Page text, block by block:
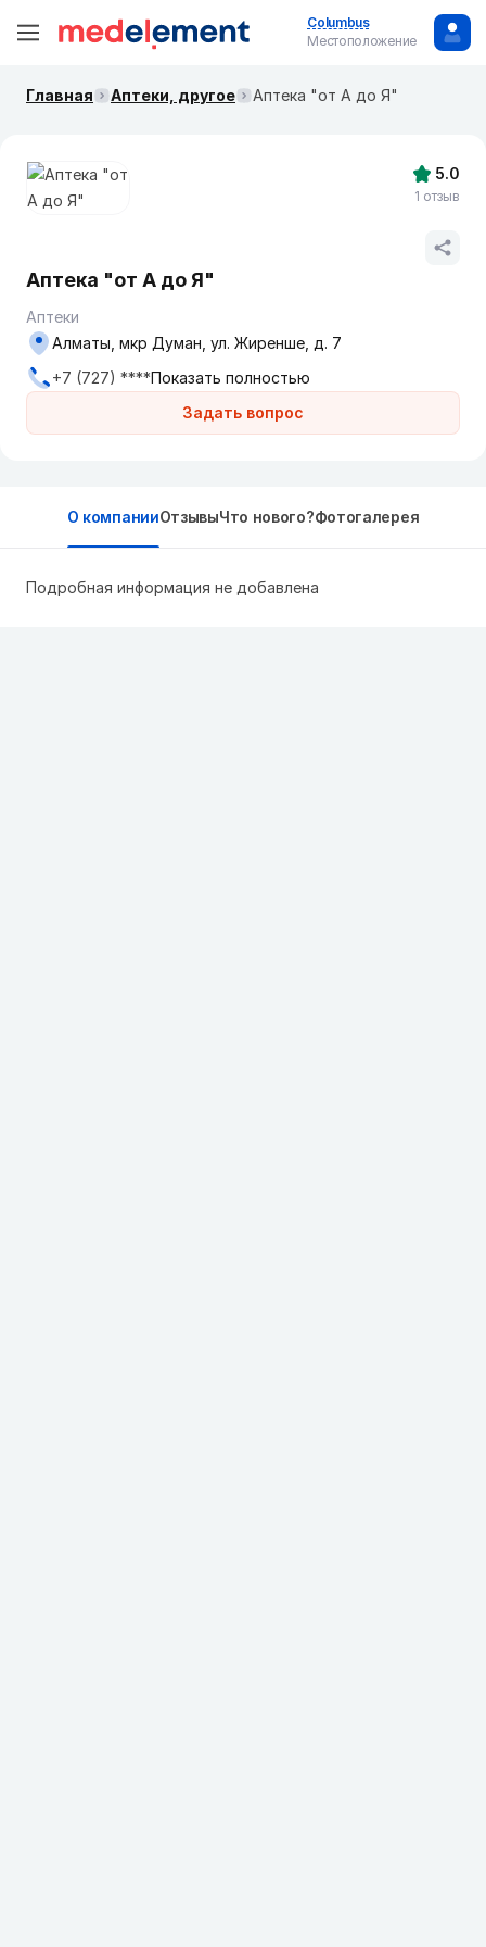
Columbus
Местоположение
Главная Аптеки, другое Аптека "от А до Я"
Аптека "от А до Я"
Аптеки
Задать вопрос
Алматы, мкр Думан, ул. Жиренше, д. 7
+7 (727) ****Показать полностью
5.0
1 отзыв
О компанииОтзывыЧто нового?Фотогалерея
Подробная информация не добавлена